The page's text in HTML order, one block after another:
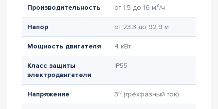
Производительность от 1.5 до 16 м³/ч
Напор от 23.3 до 92.9 м
Мощность двигателя 4 кВт
Класс защиты
электродвигателя
IP55
Напряжение 3~ (трёхфазный ток)